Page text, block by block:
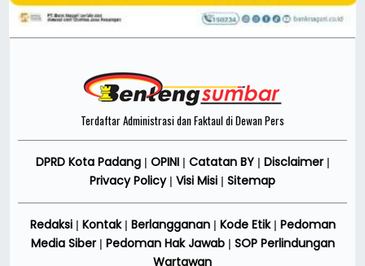
Terdaftar Administrasi dan Faktaul di Dewan Pers
DPRD Kota Padang| OPINI Catatan BY| Disclaimer|
Privacy Policy| Visi Misi Sitemap
Redaksi| Kontak| Berlangganan| Kode Etik| Pedoman
Media Siber| Pedoman Hak Jawab| SOP Perlindungan
Wartawan